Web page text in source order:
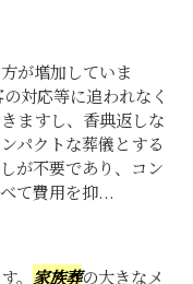
が増加していま
対応等に追われなく
ますし、香典返しな
パクトな葬儀とする
が不要であり、コン
て費用を抑...
。 家族葬の大きなメ